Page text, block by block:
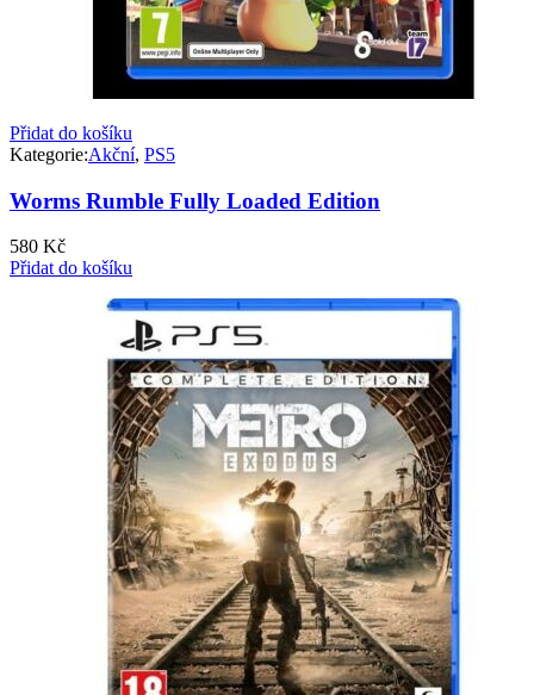
Přidat do košíku
Kategorie:Akční, PS5
Worms Rumble Fully Loaded Edition
580 Kč
Přidat do košíku